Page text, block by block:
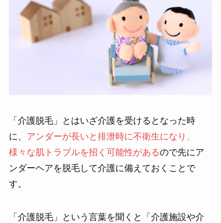
「介護脱毛」とはいざ介護を受けるとなった時
に、 アンダーが長いと排泄時に不衛生になり、
様々な肌トラブルを招く可能性があるので先にア
ンダーヘアを脱毛して介護に備えておくことで
す。
「介護脱毛」という言葉を聞くと「介護施設や介